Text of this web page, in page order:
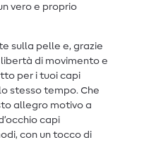
vero e proprio
sulla pelle e, grazie
di movimento e
per i tuoi capi
stesso tempo. Che
allegro motivo a
capi
con un tocco di